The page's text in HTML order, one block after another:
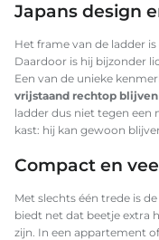
Japans design
Het frame van de ladder
Daardoor is hij bijzonder
Een van de unieke
vrijstaand rechtop
ladder dus niet tegen een
kast: hij kan gewoon
Compact en
Met slechts één trede is
biedt net dat beetje extra
zijn. In een appartement